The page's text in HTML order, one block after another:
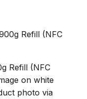
Refill (NFC